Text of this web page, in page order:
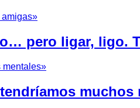
pero ligar, ligo.
muchos